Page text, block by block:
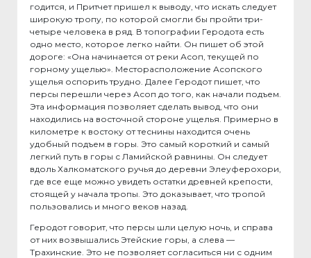
годится, и Притчет пришел к выводу, что искать следует
широкую тропу, по которой смогли бы пройти три-
четыре человека в ряд. В топографии Геродота есть
одно место, которое легко найти. Он пишет об этой
дороге: «Она начинается от реки Асоп, текущей по
горному ущелью». Месторасположение Асопского
ущелья оспорить трудно. Далее Геродот пишет, что
персы перешли через Асоп до того, как начали подъем.
Эта информация позволяет сделать вывод, что они
находились на восточной стороне ущелья. Примерно в
километре к востоку от теснины находится очень
удобный подъем в горы. Это самый короткий и самый
легкий путь в горы с Ламийской равнины. Он следует
вдоль Халкоматского ручья до деревни Элеуферохори,
где все еще можно увидеть остатки древней крепости,
стоящей у начала тропы. Это доказывает, что тропой
пользовались и много веков назад.
Геродот говорит, что персы шли целую ночь, и справа
от них возвышались Этейские горы, а слева —
Трахинские. Это не позволяет согласиться ни с одним